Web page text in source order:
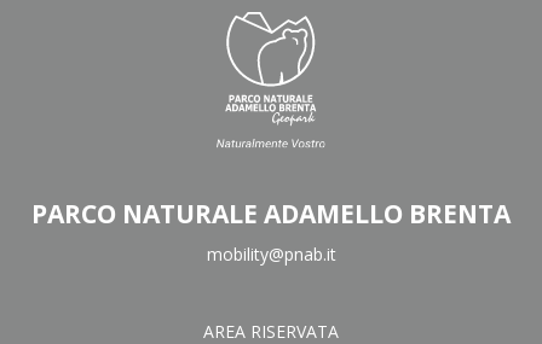
PARCO NATURALE ADAMELLO BRENTA
mobility@pnab.it
AREA RISERVATA